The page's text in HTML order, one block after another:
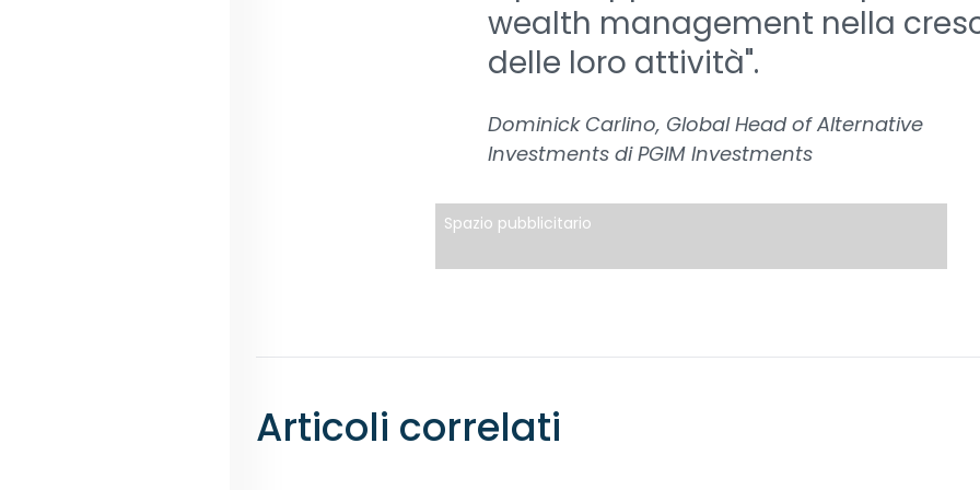
wealth management nella
delle loro attività".
Dominick Carlino, Global Head of Alternative
Investments di PGIM Investments
Spazio pubblicitario
Articoli correlati